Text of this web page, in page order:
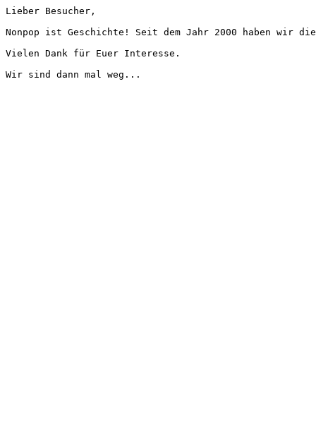
Lieber Besucher,
Nonpop ist Geschichte! Seit dem Jahr 2000 haben wir
Vielen Dank für Euer Interesse.
Wir sind dann mal weg...